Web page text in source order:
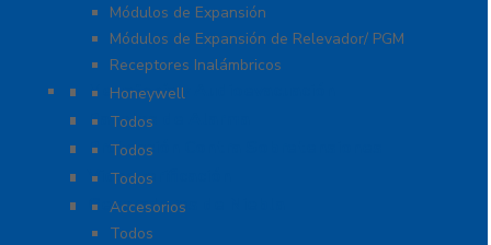
Módulos de Expansión
Módulos de Expansión de Relevador/ PGM
Receptores Inalámbricos
Megafonía y Audioevacuación
Honeywell
Paneles de Alarma
Todos
Protección Contra Sobretensiones
Todos
Videoverificación
Todos
Generadores de Niebla
Accesorios
Todos